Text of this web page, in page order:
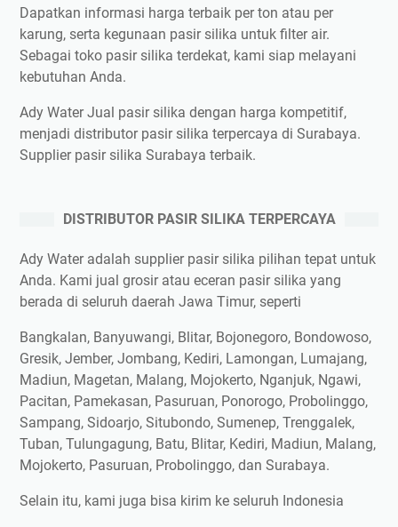
Dapatkan informasi harga terbaik per ton atau per
karung, serta kegunaan pasir silika untuk filter air.
Sebagai toko pasir silika terdekat, kami siap melayani
kebutuhan Anda.
Ady Water Jual pasir silika dengan harga kompetitif,
menjadi distributor pasir silika terpercaya di Surabaya.
Supplier pasir silika Surabaya terbaik.
DISTRIBUTOR PASIR SILIKA TERPERCAYA
Ady Water adalah supplier pasir silika pilihan tepat untuk
Anda. Kami jual grosir atau eceran pasir silika yang
berada di seluruh daerah Jawa Timur, seperti
Bangkalan, Banyuwangi, Blitar, Bojonegoro, Bondowoso,
Gresik, Jember, Jombang, Kediri, Lamongan, Lumajang,
Madiun, Magetan, Malang, Mojokerto, Nganjuk, Ngawi,
Pacitan, Pamekasan, Pasuruan, Ponorogo, Probolinggo,
Sampang, Sidoarjo, Situbondo, Sumenep, Trenggalek,
Tuban, Tulungagung, Batu, Blitar, Kediri, Madiun, Malang,
Mojokerto, Pasuruan, Probolinggo, dan Surabaya.
Selain itu, kami juga bisa kirim ke seluruh Indonesia